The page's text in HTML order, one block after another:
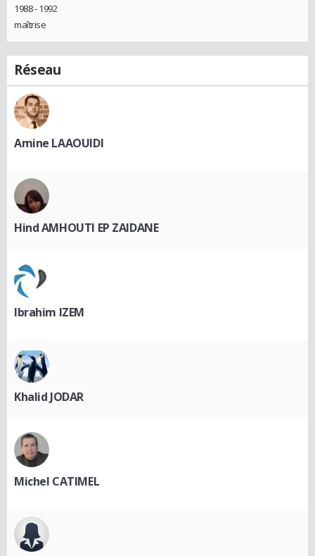
1988 - 1992
maîtrise
Réseau
Amine LAAOUIDI
Hind AMHOUTI EP ZAIDANE
Ibrahim IZEM
Khalid JODAR
Michel CATIMEL